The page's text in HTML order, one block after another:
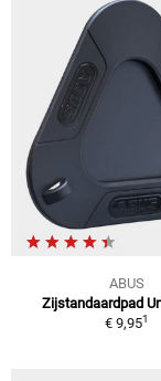
ABUS
Zijstandaardpad
€ 9,951